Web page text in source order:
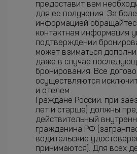
предоставит вам
для ее получения. За
информацией
контактная информация
подтверждении
может взиматься
даже в случае
бронирования. Все
осуществляются
и отелем.
Граждане России: при
лет и старше) должны
действительный
гражданина РФ
водительские
принимаются). Для всех